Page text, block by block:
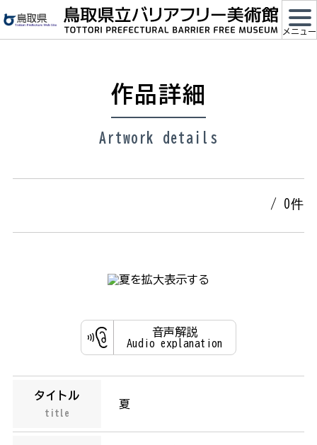
イ
ン
メニュー
作品詳細
Artwork details
/ 0件
音声解説
Audio explanation
タイトル
title
夏